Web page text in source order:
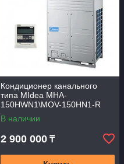
Кондиционер канального
типа MIdea MHA-
150HWN1\MOV-150HN1-R
В наличии
2 900 000 ₸